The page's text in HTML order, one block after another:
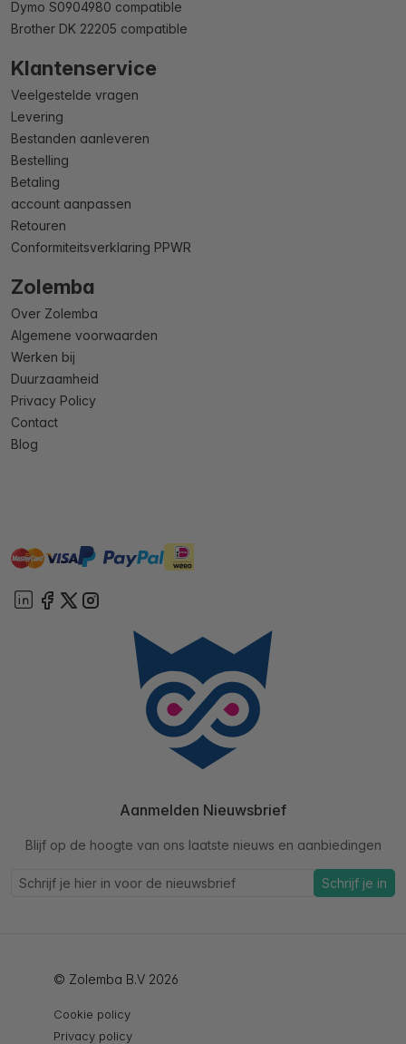
Dymo S0904980 compatible
Brother DK 22205 compatible
Klantenservice
Veelgestelde vragen
Levering
Bestanden aanleveren
Bestelling
Betaling
account aanpassen
Retouren
Conformiteitsverklaring PPWR
Zolemba
Over Zolemba
Algemene voorwaarden
Werken bij
Duurzaamheid
Privacy Policy
Contact
Blog
mastervisa paypal ideal
Aanmelden Nieuwsbrief
Blijf op de hoogte van ons laatste nieuws en aanbiedingen
Schrijf je in
© Zolemba B.V 2026
Cookie policy
Privacy policy